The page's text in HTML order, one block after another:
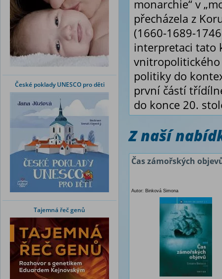
České poklady UNESCO pro děti
Tajemná řeč genů
monarchie“ v
přecházela z
(1660-1689-
interpretaci tato
vnitropolitického
politiky do
první částí
do konce 20.
Z naší
Čas zámořských
Autor: Binková Simona